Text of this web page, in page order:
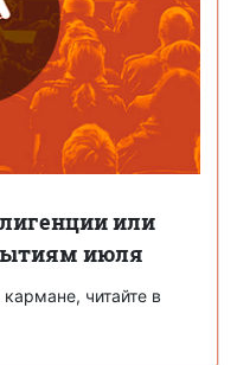
или
июля
читайте в